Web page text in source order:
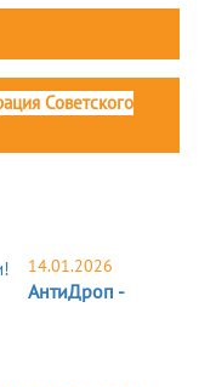
Советского
14.01.2026
АнтиДроп -